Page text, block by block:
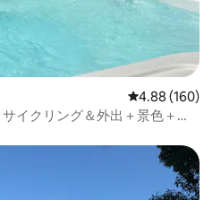
レビュー160
4.88 (160)
イクリング＆外出＋景色＋露